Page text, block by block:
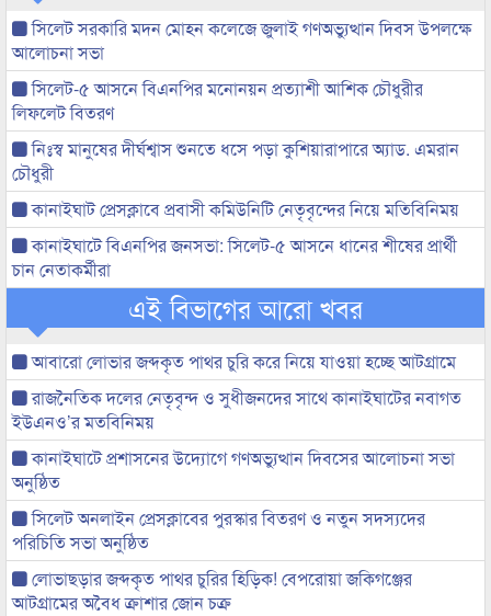
সিলেট সরকারি মদন মোহন কলেজে জুলাই গণঅভ্যুত্থান দিবস উপলক্ষে
আলোচনা সভা
সিলেট-৫ আসনে বিএনপির মনোনয়ন প্রত্যাশী আশিক চৌধুরীর
লিফলেট বিতরণ
নিঃস্ব মানুষের দীর্ঘশ্বাস শুনতে ধসে পড়া কুশিয়ারাপারে অ্যাড. এমরান
চৌধুরী
কানাইঘাট প্রেসক্লাবে প্রবাসী কমিউনিটি নেতৃবৃন্দের নিয়ে মতিবিনিময়
কানাইঘাটে বিএনপির জনসভা: সিলেট-৫ আসনে ধানের শীষের প্রার্থী
চান নেতাকর্মীরা
এই বিভাগের আরো খবর
আবারো লোভার জব্দকৃত পাথর চুরি করে নিয়ে যাওয়া হচ্ছে আটগ্রামে
রাজনৈতিক দলের নেতৃবৃন্দ ও সুধীজনদের সাথে কানাইঘাটের নবাগত
ইউএনও’র মতবিনিময়
কানাইঘাটে প্রশাসনের উদ্যোগে গণঅভ্যুত্থান দিবসের আলোচনা সভা
অনুষ্ঠিত
সিলেট অনলাইন প্রেসক্লাবের পুরস্কার বিতরণ ও নতুন সদস্যদের
পরিচিতি সভা অনুষ্ঠিত
লোভাছড়ার জব্দকৃত পাথর চুরির হিড়িক! বেপরোয়া জকিগঞ্জের
আটগ্রামের অবৈধ ক্রাশার জোন চক্র